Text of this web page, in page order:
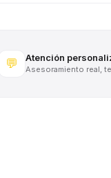
💬 Atención
Asesoramiento real,